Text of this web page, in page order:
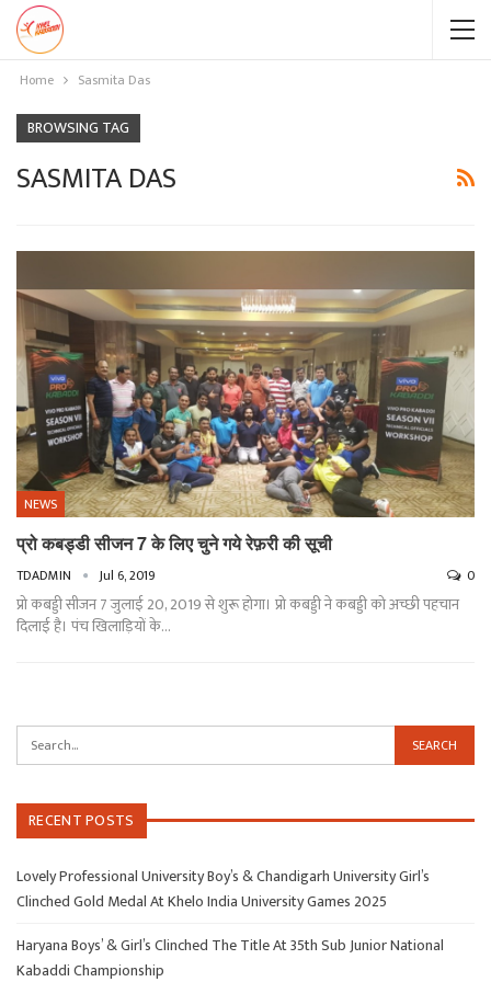
Home Sasmita Das
BROWSING TAG
SASMITA DAS
NEWS
प्रो कबड्डी सीजन 7 के लिए चुने गये रेफ़री की सूची
TDADMIN Jul 6, 2019 0
प्रो कबड्डी सीजन 7 जुलाई 20, 2019 से शुरू होगा। प्रो कबड्डी ने कबड्डी को अच्छी पहचान
दिलाई है। पंच खिलाड़ियों के…
RECENT POSTS
Lovely Professional University Boy’s & Chandigarh University Girl’s
Clinched Gold Medal At Khelo India University Games 2025
Haryana Boys’ & Girl’s Clinched The Title At 35th Sub Junior National
Kabaddi Championship